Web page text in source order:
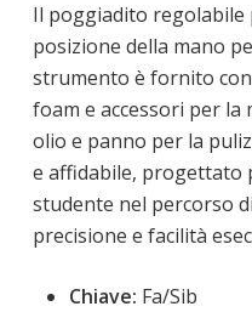
Il poggiadito regolabile
posizione della mano
strumento è fornito
foam e accessori per la
olio e panno per la
e affidabile, progettato
studente nel percorso
precisione e facilità
Chiave: Fa/Sib